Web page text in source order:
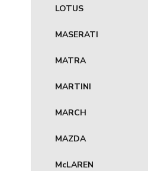
LOTUS
MASERATI
MATRA
MARTINI
MARCH
MAZDA
McLAREN